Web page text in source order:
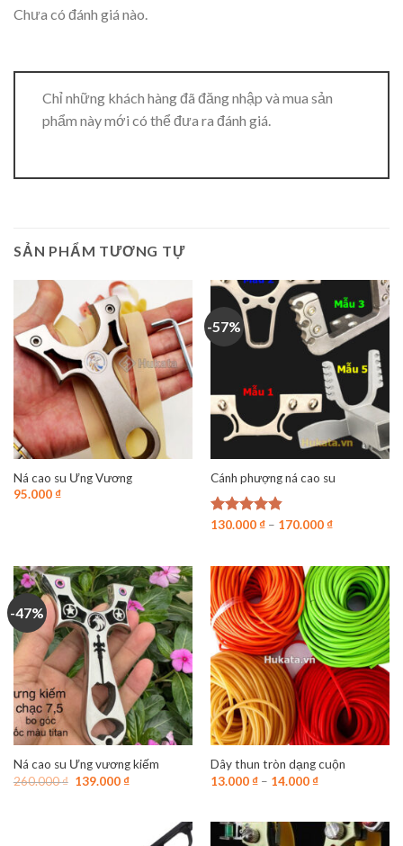
Chưa có đánh giá nào.
Chỉ những khách hàng đã đăng nhập và mua sản
phẩm này mới có thể đưa ra đánh giá.
SẢN PHẨM TƯƠNG TỰ
Ná cao su Ưng Vương
95.000₫
-57%
Cánh phượng ná cao su
Được xếp
130.000₫– 170.000₫
-47%
Ná cao su Ưng vương kiếm
260.000₫ Giá
139.000₫Giá
139.000 ₫.
Dây thun tròn dạng cuộn
13.000₫– 14.000₫